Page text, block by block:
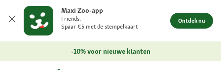
Maxi Zoo-app
Friends:
Spaar €5 met de stempelkaart
Ontdek nu
-10% voor nieuwe klanten